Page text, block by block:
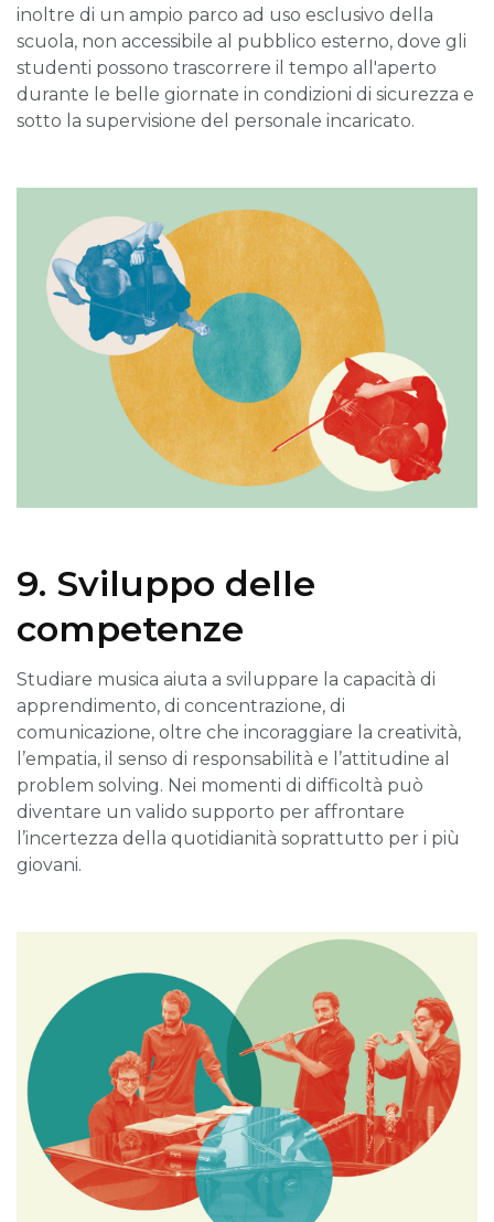
inoltre di un ampio parco ad uso esclusivo della
scuola, non accessibile al pubblico esterno, dove gli
studenti possono trascorrere il tempo all'aperto
durante le belle giornate in condizioni di sicurezza e
sotto la supervisione del personale incaricato.
9. Sviluppo delle
competenze
Studiare musica aiuta a sviluppare la capacità di
apprendimento, di concentrazione, di
comunicazione, oltre che incoraggiare la creatività,
l’empatia, il senso di responsabilità e l’attitudine al
problem solving. Nei momenti di difficoltà può
diventare un valido supporto per affrontare
l’incertezza della quotidianità soprattutto per i più
giovani.